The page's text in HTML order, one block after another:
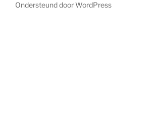
Ondersteund door WordPress